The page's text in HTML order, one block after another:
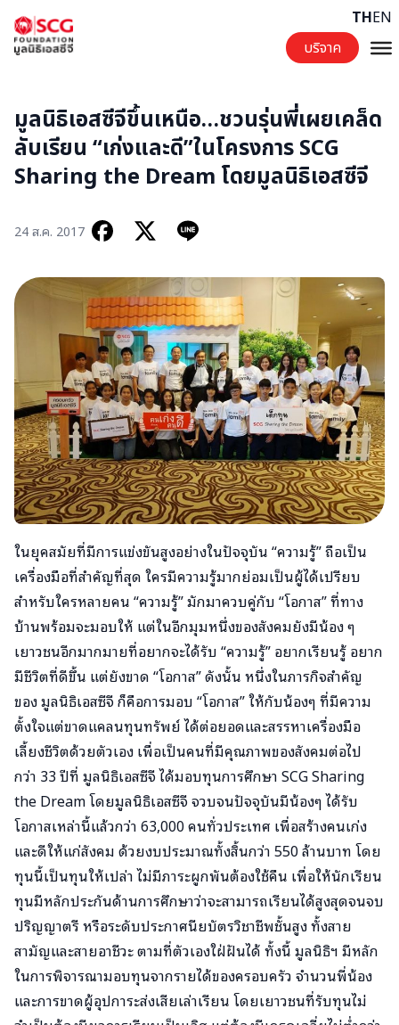
บริจาค
THEN
มูลนิธิเอสซีจีขึ้นเหนือ…ชวนรุ่นพี่เผยเคล็ด
ลับเรียน “เก่งและดี”ในโครงการ SCG
Sharing the Dream โดยมูลนิธิเอสซีจี
24 ส.ค. 2017
ในยุคสมัยที่มีการแข่งขันสูงอย่างในปัจจุบัน “ความรู้” ถือเป็น
เครื่องมือที่สำคัญที่สุด ใครมีความรู้มากย่อมเป็นผู้ได้เปรียบ
สำหรับใครหลายคน “ความรู้” มักมาควบคู่กับ “โอกาส” ที่ทาง
บ้านพร้อมจะมอบให้ แต่ในอีกมุมหนึ่งของสังคมยังมีน้อง ๆ
เยาวชนอีกมากมายที่อยากจะได้รับ “ความรู้” อยากเรียนรู้ อยาก
มีชีวิตที่ดีขึ้น แต่ยังขาด “โอกาส” ดังนั้น หนึ่งในภารกิจสำคัญ
ของ มูลนิธิเอสซีจี ก็คือการมอบ “โอกาส” ให้กับน้องๆ ที่มีความ
ตั้งใจแต่ขาดแคลนทุนทรัพย์ ได้ต่อยอดและสรรหาเครื่องมือ
เลี้ยงชีวิตด้วยตัวเอง เพื่อเป็นคนที่มีคุณภาพของสังคมต่อไป
กว่า 33 ปีที่ มูลนิธิเอสซีจี ได้มอบทุนการศึกษา SCG Sharing
the Dream โดยมูลนิธิเอสซีจี จวบจนปัจจุบันมีน้องๆ ได้รับ
โอกาสเหล่านี้แล้วกว่า 63,000 คนทั่วประเทศ เพื่อสร้างคนเก่ง
และดีให้แก่สังคม ด้วยงบประมาณทั้งสิ้นกว่า 550 ล้านบาท โดย
ทุนนี้เป็นทุนให้เปล่า ไม่มีภาระผูกพันต้องใช้คืน เพื่อให้นักเรียน
ทุนมีหลักประกันด้านการศึกษาว่าจะสามารถเรียนได้สูงสุดจนจบ
ปริญญาตรี หรือระดับประกาศนียบัตรวิชาชีพชั้นสูง ทั้งสาย
สามัญและสายอาชีวะ ตามที่ตัวเองใฝ่ฝันได้ ทั้งนี้ มูลนิธิฯ มีหลัก
ในการพิจารณามอบทุนจากรายได้ของครอบครัว จำนวนพี่น้อง
และการขาดผู้อุปการะส่งเสียเล่าเรียน โดยเยาวชนที่รับทุนไม่